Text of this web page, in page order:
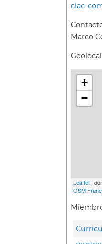
clac-
Marco
+
−
Leaflet |
OSM